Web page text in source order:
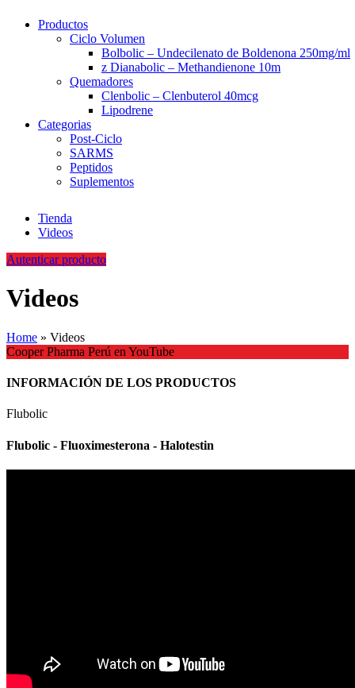
Productos
Ciclo Volumen
Bolbolic – Undecilenato de Boldenona 250mg/ml
z Dianabolic – Methandienone 10m
Quemadores
Clenbolic – Clenbuterol 40mcg
Lipodrene
Categorias
Post-Ciclo
SARMS
Peptidos
Suplementos
Tienda
Videos
Autenticar producto
Videos
Home » Videos
Cooper Pharma Perú en YouTube
INFORMACIÓN DE LOS PRODUCTOS
Flubolic
Flubolic - Fluoximesterona - Halotestin